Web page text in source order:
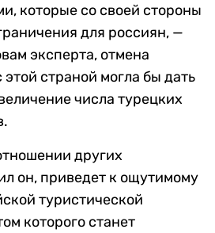
которые со своей стороны
для россиян, —
эксперта, отмена
страной могла бы дать
числа турецких
других
он, приведет к ощутимому
туристической
которого станет